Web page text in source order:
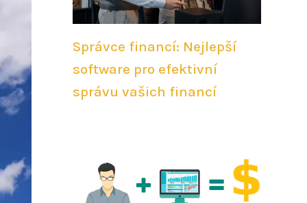
Správce financí: Nejlepší
software pro efektivní
správu vašich financí